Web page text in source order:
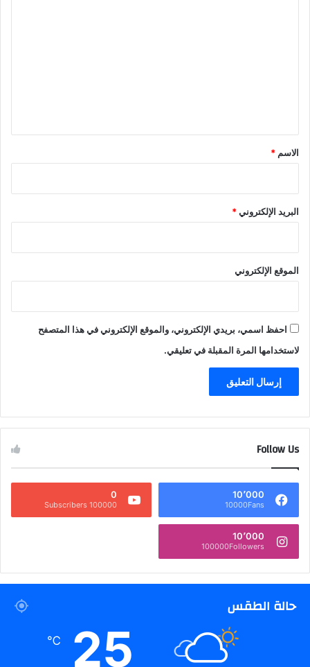
*
الاسم *
البريد الإلكتروني*
الموقع الإلكتروني
احفظ اسمي، بريدي الإلكتروني، والموقع الإلكتروني في هذا المتصفح
لاستخدامها المرة المقبلة في تعليقي.
Follow Us
10٬000
10000Fans
0
100000 Subscribers
10٬000
100000Followers
حالة الطقس
25
℃